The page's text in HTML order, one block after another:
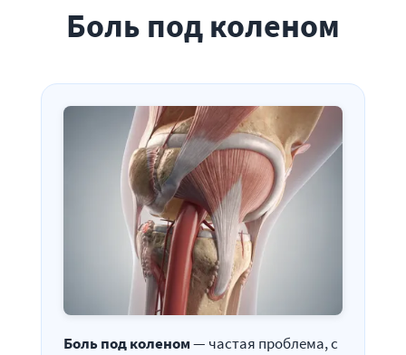
Боль под коленом
Боль под коленом— частая проблема, с